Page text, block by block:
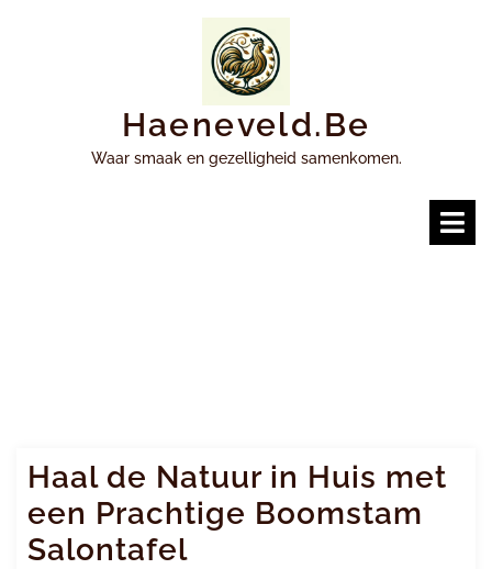
Haeneveld.be
Waar smaak en gezelligheid samenkomen.
Haal de Natuur in Huis met
een Prachtige Boomstam
Salontafel